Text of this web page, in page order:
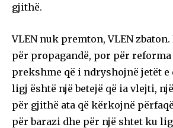
gjithë.
VLEN nuk premton, VLEN
për propagandë, por për
prekshme që i ndryshojnë jetët e
ligj është një betejë që ia vlejti,
për gjithë ata që kërkojnë
për barazi dhe për një shtet ku